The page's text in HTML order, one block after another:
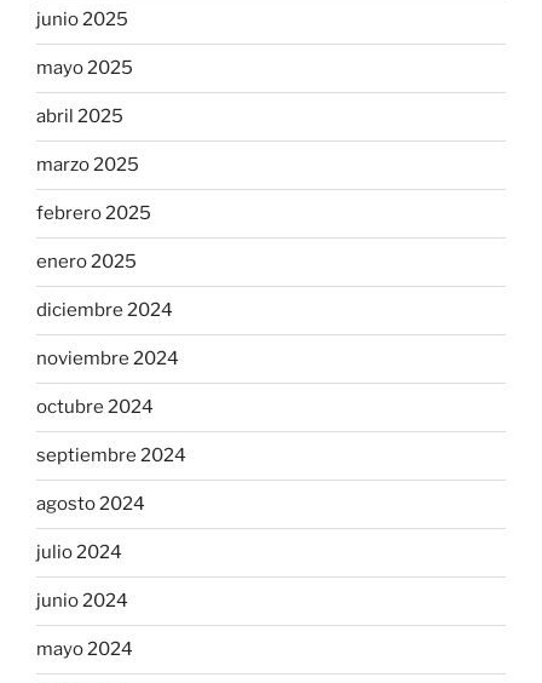
junio 2025
mayo 2025
abril 2025
marzo 2025
febrero 2025
enero 2025
diciembre 2024
noviembre 2024
octubre 2024
septiembre 2024
agosto 2024
julio 2024
junio 2024
mayo 2024